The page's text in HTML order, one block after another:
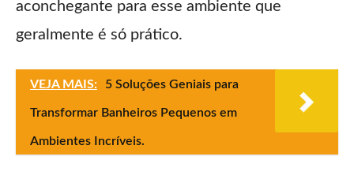
aconchegante para esse ambiente que
geralmente é só prático.
VEJA MAIS: 5 Soluções Geniais para
Transformar Banheiros Pequenos em
Ambientes Incríveis.